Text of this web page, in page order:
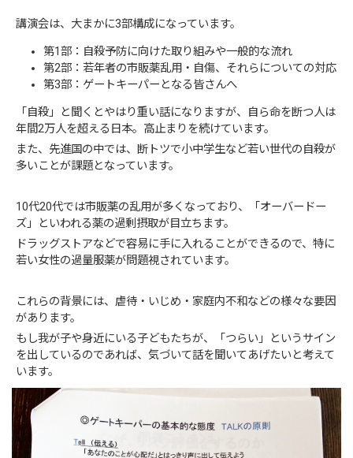
講演会は、大まかに3部構成になっています。
第1部：自殺予防に向けた取り組みや一般的な流れ
第2部：若年者の市販薬乱用・自傷、それらについての対応
第3部：ゲートキーパーとなる皆さんへ
「自殺」と聞くとやはり重い話になりますが、自ら命を断つ人は
年間2万人を超える日本。高止まりを続けています。
また、先進国の中では、断トツで小中学生など若い世代の自殺が
多いことが課題となっています。
10代20代では市販薬の乱用が多くなっており、「オーバードー
ズ」といわれる薬の過剰摂取が目立ちます。
ドラッグストアなどで容易に手に入れることができるので、特に
若い女性の過量服薬が問題視されています。
これらの背景には、虐待・いじめ・家庭内不和などの様々な要因
があります。
もし我が子や身近にいる子どもたちが、「つらい」というサイン
を出しているのであれば、気づいて話を聞いてあげたいと考えて
います。